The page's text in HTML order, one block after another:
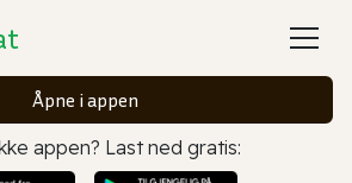
Åpne i appen
appen? Last ned gratis: